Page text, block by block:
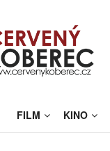
FILM KINO